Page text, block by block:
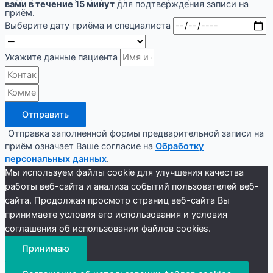
вами в течение 15 минут для подтверждения записи на
приём.
Выберите дату приёма и специалиста
Укажите данные пациента
Отправить
Отправка заполненной формы предварительной записи на
приём означает Ваше согласие на Обработку
персональных данных.
Мы используем файлы cookie для улучшения качества
работы веб-сайта и анализа событий пользователей веб-
сайта. Продолжая просмотр страниц веб-сайта Вы
принимаете условия его использования и условия
соглашения об использовании файлов cookies.
Принимаю